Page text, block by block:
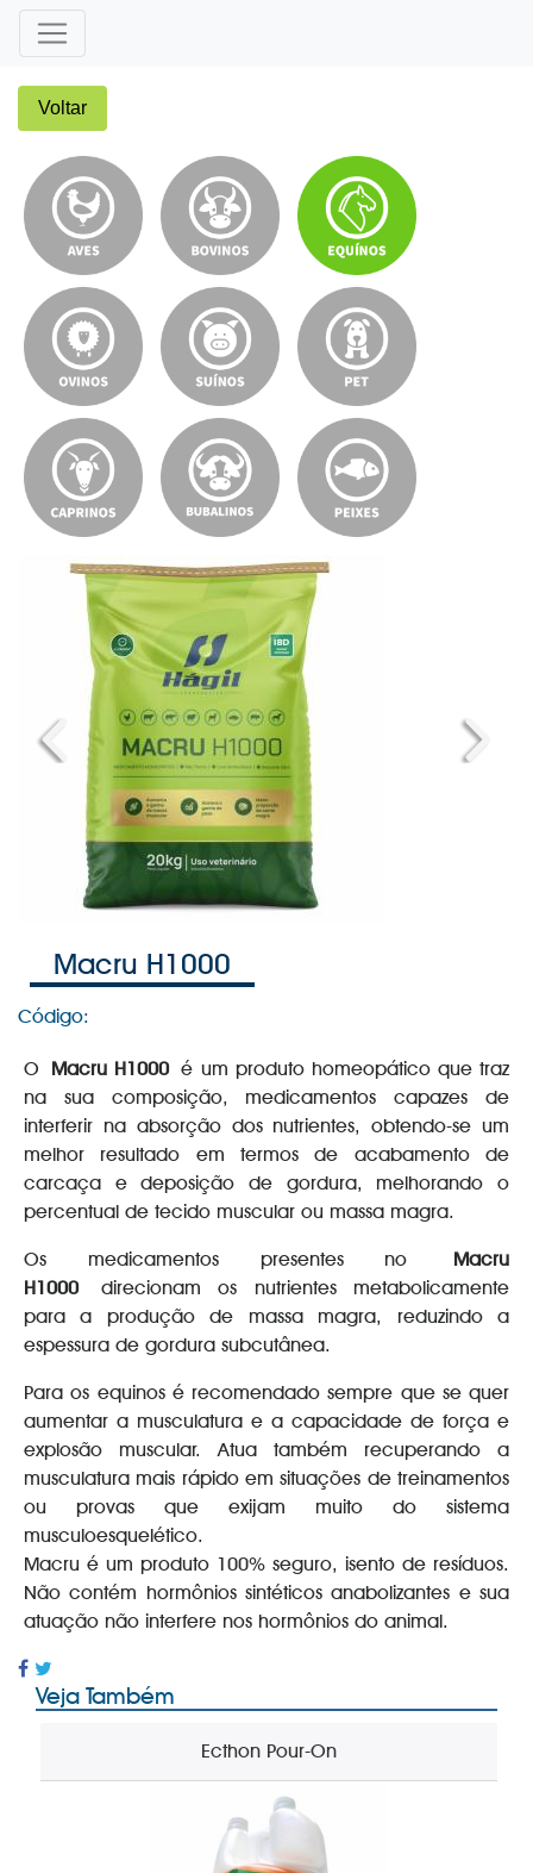
Voltar
Previous Next
Macru H1000
Código:
O Macru H1000é um produto homeopático que traz
na sua composição, medicamentos capazes de
interferir na absorção dos nutrientes, obtendo-se um
melhor resultado em termos de acabamento de
carcaça e deposição de gordura, melhorando o
percentual de tecido muscular ou massa magra.
Os medicamentos presentes no Macru
H1000direcionam os nutrientes metabolicamente
para a produção de massa magra, reduzindo a
espessura de gordura subcutânea.
Para os equinos é recomendado sempre que se quer
aumentar a musculatura e a capacidade de força e
explosão muscular. Atua também recuperando a
musculatura mais rápido em situações de treinamentos
ou provas que exijam muito do sistema
musculoesquelético.
Macru é um produto 100% seguro, isento de resíduos.
Não contém hormônios sintéticos anabolizantes e sua
atuação não interfere nos hormônios do animal.
Veja Também
Ecthon Pour-On